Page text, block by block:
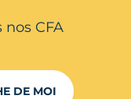
CFA
DE MOI